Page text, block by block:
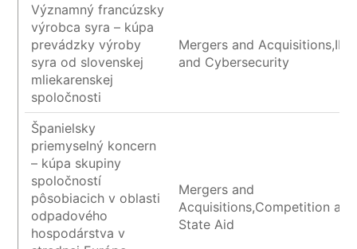
Významný francúzsky
výrobca syra – kúpa
prevádzky výroby
syra od slovenskej
mliekarenskej
spoločnosti
Mergers and Acquisitions,IP/
and Cybersecurity
Španielsky
priemyselný koncern
– kúpa skupiny
spoločností
pôsobiacich v oblasti
odpadového
hospodárstva v
Mergers and
Acquisitions,Competition and
State Aid